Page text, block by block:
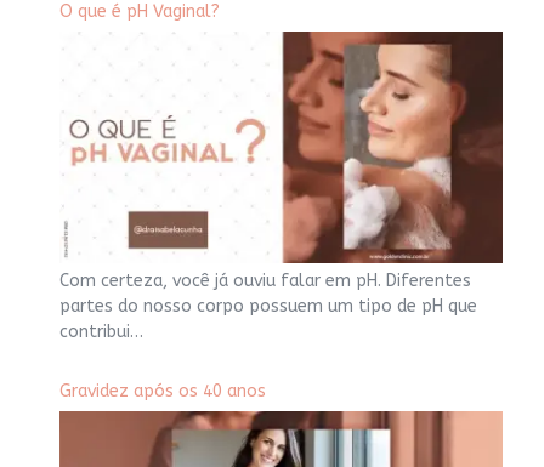
O que é pH Vaginal?
Com certeza, você já ouviu falar em pH. Diferentes
partes do nosso corpo possuem um tipo de pH que
contribui…
Gravidez após os 40 anos